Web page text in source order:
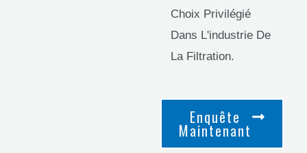
Choix Privilégié
Dans L'industrie De
La Filtration.
Enquête
Maintenant